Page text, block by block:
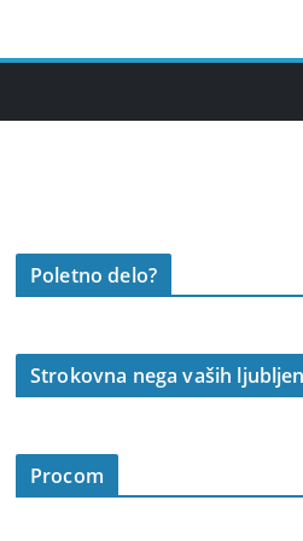
Poletno delo?
Strokovna nega vaših
Procom